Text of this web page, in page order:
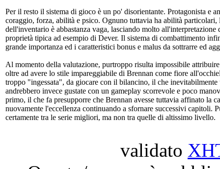
Per il resto il sistema di gioco è un po' disorientante. Protagonista e
coraggio, forza, abilità e psico. Ognuno tuttavia ha abilità
dell'inventario è abbastanza vaga, lasciando molto
proprietà tipica ad esempio di Dever. Il sistema di combattimento
grande importanza ed i caratteristici bonus e malus da sottrarre ed
Al momento della valutazione, purtroppo risulta impossibile
oltre ad avere lo stile impareggiabile di Brennan come fiore
troppo "ingessata", da giocare con il bilancino, il che
andrebbero invece gustate con un gameplay scorrevole e poco
primo, il che fa presupporre che Brennan avesse tuttavia affinato la
nuovamente l'eccellenza continuando a sfornare successivi capitoli.
certamente tra le serie migliori, ma non tra quelle di altissimo livello.
validato